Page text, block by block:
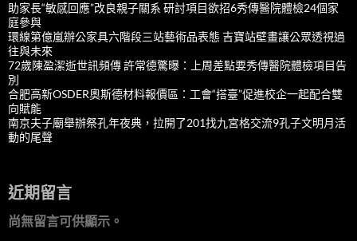
助家長“敏感回應”改良親子關系 研討項目欲招6秀傳醫院體檢24個家
庭參與
環線第億嵐辦公家具六階段三站藝術品表態 吉寶站壁畫讓公眾透視過
往與未來
72歲陳盈潔逝世訊頻傳 許常德驚曝：上周差點要秀傳醫院體檢項目告
別
合肥高新OSDER奧斯德材料報價區：工會“搭臺”促進校企一起配合雙
向賦能
南京夫子廟舉辦祭孔年夜典，拉開了201找九宮格交流9孔子文明月活
動的尾聲
近期留言
尚無留言可供顯示。